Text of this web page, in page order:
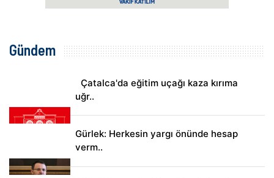
Gündem
Çatalca'da eğitim uçağı kaza kırıma
uğr..
Gürlek: Herkesin yargı önünde hesap
verm..